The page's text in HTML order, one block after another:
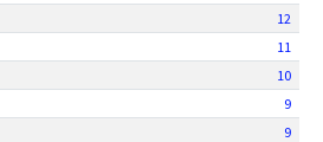
12
11
10
9
9